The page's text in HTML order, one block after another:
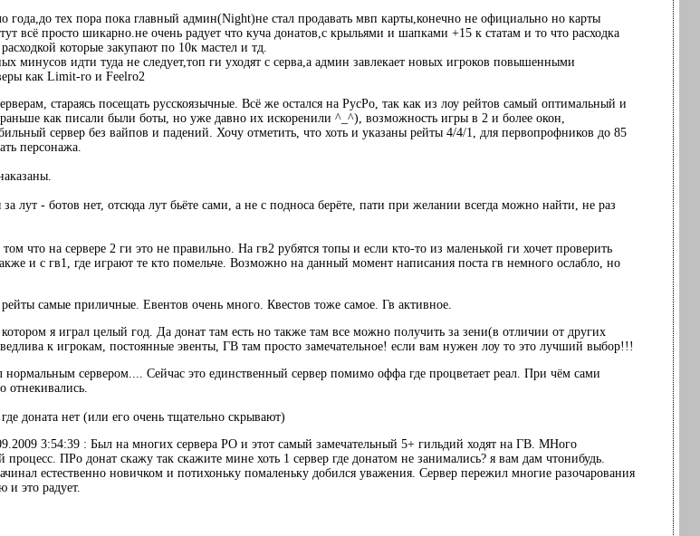
года,до тех пора пока главный админ(Night)не стал продавать мвп карты,конечно не официально но карты
всё просто шикарно.не очень радует что куча донатов,с крыльями и шапками +15 к статам и то что расходка
которые закупают по 10к мастел и тд.
минусов идти туда не следует,топ ги уходят с серва,а админ завлекает новых игроков повышенными
как Limit-ro и Feelro2
стараясь посещать русскоязычные. Всё же остался на РусРо, так как из лоу рейтов самый оптимальный и
как писали были боты, но уже давно их искоренили ^_^), возможность игры в 2 и более окон,
сервер без вайпов и падений. Хочу отметить, что хоть и указаны рейты 4/4/1, для первопрофников до 85
персонажа.
лут - ботов нет, отсюда лут бьёте сами, а не с подноса берёте, пати при желании всегда можно найти, не раз
что на сервере 2 ги это не правильно. На гв2 рубятся топы и если кто-то из маленькой ги хочет проверить
и с гв1, где играют те кто помельче. Возможно на данный момент написания поста гв немного ослабло, но
самые приличные. Евентов очень много. Квестов тоже самое. Гв активное.
я играл целый год. Да донат там есть но также там все можно получить за зени(в отличии от других
к игрокам, постоянные эвенты, ГВ там просто замечательное! если вам нужен лоу то это лучший выбор!!!
сервером.... Сейчас это единственный сервер помимо оффа где процветает реал. При чём сами
отнекивались.
доната нет (или его очень тщательно скрывают)
3:54:39 : Был на многих сервера РО и этот самый замечательный 5+ гильдий ходят на ГВ. МНого
ПРо донат скажу так скажите мине хоть 1 сервер где донатом не занимались? я вам дам чтонибудь.
естественно новичком и потихоньку помаленьку добился уважения. Сервер пережил многие разочарования
и это радует.